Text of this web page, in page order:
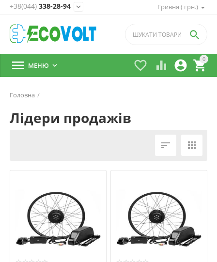
Гривня ( грн.)
+38(044) 338-28-94 expand_more
0


 

 МЕНЮ 
Головна /
Лідери продажів
 